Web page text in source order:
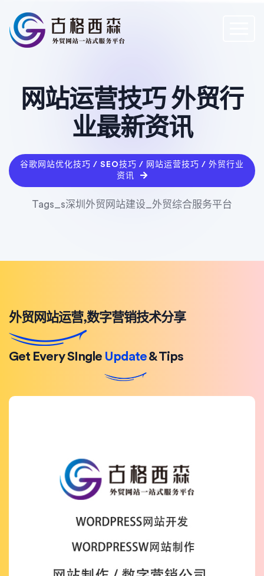
网站运营技巧 外贸行
业最新资讯
谷歌网站优化技巧 / SEO技巧 / 网站运营技巧 / 外贸行业
资讯
Tags_s深圳外贸网站建设_外贸综合服务平台
外贸网站运营,数字营销技术分享
Get Every SIngle Update& Tips